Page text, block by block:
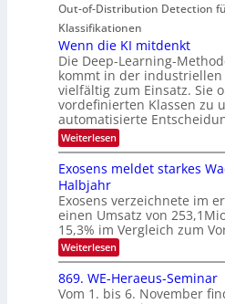
n
S
I
O
N
T
e
c
h
T
a
k
s
e
n
a
u
f
d
e
r
V
S
I
O
N
2
0
a
g
u
n
g
z
u
E
l
e
t
r
o
n
k
Out-of-Distribution Detection
Klassifikationen
Wenn die KI mitdenkt
Die Deep-Learning-
kommt in der
vielfältig zum Einsatz. Sie
vordefinierten Klassen zu
automatisierte
Weiterlesen:
W
n
d
i
e
K
I
m
i
t
Exosens meldet starkes
Halbjahr
Exosens verzeichnete im
einen Umsatz von
15,3% im Vergleich zum
Weiterlesen:
E
x
o
s
869. WE-Heraeus-Seminar
Vom 1. bis 6. November